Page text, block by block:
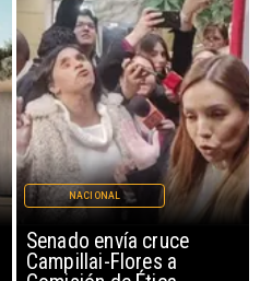
Ministro Quiroz detalla
megarreforma tras
NACIONAL